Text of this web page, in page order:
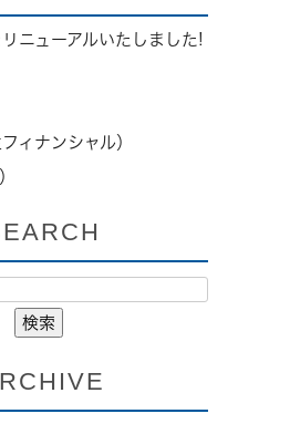
ニューアルいたしました!
ィナンシャル）